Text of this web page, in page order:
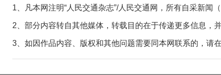
1、凡本网注明“人民交通杂志”/人民交通网，所有自采新
2、部分内容转自其他媒体，转载目的在于传递更多信息，
3、如因作品内容、版权和其他问题需要同本网联系的，请